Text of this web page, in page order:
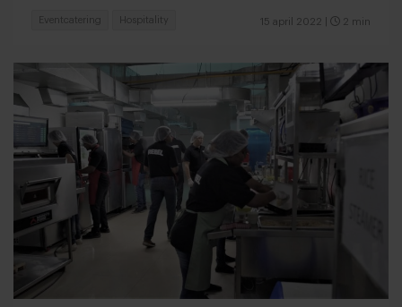
15 april 2022 2 min
Eventcatering Hospitality